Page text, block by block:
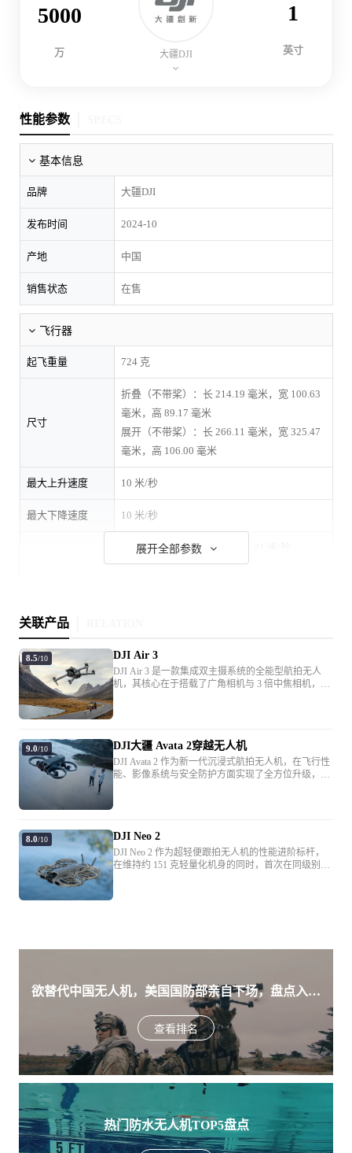
大疆DJI
5000
万
1
英寸
性能参数
基本信息
品牌 大疆DJI
发布时间 2024-10
产地 中国
销售状态 在售
飞行器
起飞重量 724 克
尺寸
折叠（不带桨）：长 214.19 毫米，宽 100.63
毫米，高 89.17 毫米
展开（不带桨）：长 266.11 毫米，宽 325.47
毫米，高 106.00 毫米
最大上升速度 10 米/秒
最大下降速度 10 米/秒
最大水平飞行速度
等效海平面，等效无风环境：21 米/秒
等效海平面，6 米/秒等效顺风环境，无人机
同程度的差异，请以实际体验为准。
欧盟地区为 19 米/秒。
最大起飞海拔高度
最长飞行时间
45 分钟
本数据在风洞实验环境下测得：在等效海平
面/无风环境下，飞行器避障行为设置为刹
同的外部环境、使用方式、固件版本下，结果
或有不同程度的差异，请以实际体验为准。
余 0% 电量测得，仅供参考，实际飞行时请留
最大续航里程
32 公里
本数据在风洞实验环境下测得：在等效海平
面/无风环境下，飞行器避障行为设置为刹
停、相机设置为拍照模式，以 48.6 公里/小时
的速度向前飞行至电量耗尽并强制降落。在不
同的外部环境、使用方式、固件版本下，结果
或有不同程度的差异，请以实际体验为准。
最大抗风速度 12 米/秒
展开全部参数
关联产品
8.5/10 DJI Air 3
DJI Air 3 是一款集成双主摄系统的全能型航拍无人
机，其核心在于搭载了广角相机与 3 倍中焦相机，两
全向避障系统与 O4 数字图传技术，提升了复杂环境
下的飞行安全性与信号传输距离。针对后期创作，Air
3 支持 10-bit D-Log M 与 10-bit HLG 色彩模式，为专
景，是一款兼顾便携性与高性能生产力的进阶级航拍
工具。
9.0/10 DJI大疆 Avata 2穿越无人机
DJI Avata 2 作为新一代沉浸式航拍无人机，在飞行性
能、影像系统与安全防护方面实现了全方位升级，为
式，显著提升了高动态范围场景下的画面表现力。核
心技术方面，Avata 2 采用了最新的 DJI O4 数字图传
系统，可提供长达 13 公里的远距离传输与极低的画
能，使其在室内复杂环境和低空近景拍摄中展现出极
8.0/10 DJI Neo 2
DJI Neo 2 作为超轻便跟拍无人机的性能进阶标杆，
在维持约 151 克轻量化机身的同时，首次在同级别产
风环境下，依然能输出稳定丝滑的画质。得益于 O4
数字图传系统的加入，其信号传输距离可达 10 公
里，配合最长约 19 分钟的续航表现，为掌上起降、
手势控制以及智能跟拍等多元化交互提供了更持久的
电力支撑。作为一款定位“移动摄像师”的工具，DJI
Neo 2 通过高度自动化的智能飞行算法与全方位安全
保障，实现了从社交媒体记录到专业辅助拍摄的高效
欲替代中国无人机，美国国防部亲自下场，盘点入围
美军SRR项目的五款无人机
查看排名
热门防水无人机TOP5盘点